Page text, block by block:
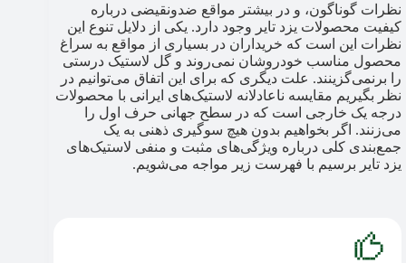
نظرات گوناگون، و در بیشتر مواقع ضدونقیضی درباره
کیفیت محصولات یزد تایر وجود دارد. یکی از دلایل تنوع این
نظرات این است که خریداران در بسیاری از مواقع به سراغ
محصول مناسب خودروشان نمی‌روند و گل لاستیک درستی
را برنمی‌گزینند. علت دیگری که برای این اتفاق می‌توانیم در
نظر بگیریم مقایسه ناعادلانه لاستیک‌های ایرانی با محصولات
درجه یک خارجی است که در سطح جهانی حرف اول را
می‌زنند. اگر بخواهیم بدون هیچ سوگیری ذهنی به یک
جمع‌بندی کلی درباره ویژگی‌های مثبت و منفی لاستیک‌های
یزد تایر برسیم با فهرست زیر مواجه می‌شویم.